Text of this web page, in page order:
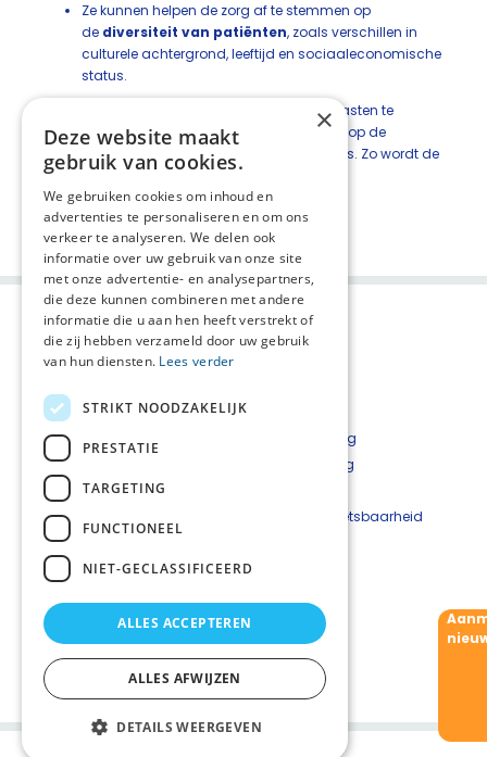
Ze kunnen helpen de zorg af te stemmen op
de diversiteit van patiënten, zoals verschillen in
culturele achtergrond, leeftijd en sociaaleconomische
status.
Door actief naar de stem van patiënten en naasten te
luisteren, kan de zorg beter worden afgestemd op de
behoeften van degenen waarvoor ze bedoeld is. Zo wordt de
zorg mensgerichter en kwalitatief beter.
Deel deze pagina:
Privacyverklaring
Cookieverklaring
Beveiligingskwetsbaarheid
Netwerkcoördinator: Willemien Schep
06 - 36 183 680
Aanmelden nieuwsbrief
×
Deze website maakt
gebruik van cookies.
We gebruiken cookies om inhoud en
advertenties te personaliseren en om ons
verkeer te analyseren. We delen ook
informatie over uw gebruik van onze site
met onze advertentie- en analysepartners,
die deze kunnen combineren met andere
informatie die u aan hen heeft verstrekt of
die zij hebben verzameld door uw gebruik
van hun diensten. Lees verder
STRIKT NOODZAKELIJK
PRESTATIE
TARGETING
FUNCTIONEEL
NIET-GECLASSIFICEERD
ALLES ACCEPTEREN
ALLES AFWIJZEN
DETAILS WEERGEVEN